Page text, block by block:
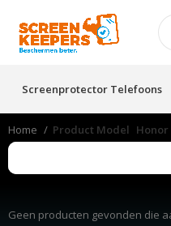
Screenprotector Telefoons
Home Product Model Honor
Geen producten gevonden die